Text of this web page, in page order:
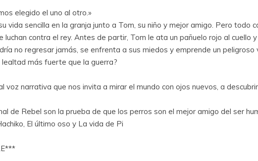
elegido el uno al otro.»
vida sencilla en la granja junto a Tom, su niño y mejor amigo. Pero todo
luchan contra el rey. Antes de partir, Tom le ata un pañuelo rojo al cuello
no regresar jamás, se enfrenta a sus miedos y emprende un
más fuerte que la guerra?
voz narrativa que nos invita a mirar el mundo con ojos nuevos, a
de Rebel son la prueba de que los perros son el mejor amigo del ser
El último oso y La vida de Pi